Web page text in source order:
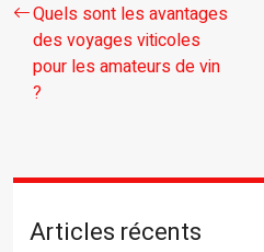
Quels sont les avantages
des voyages viticoles
pour les amateurs de vin
?
Articles récents